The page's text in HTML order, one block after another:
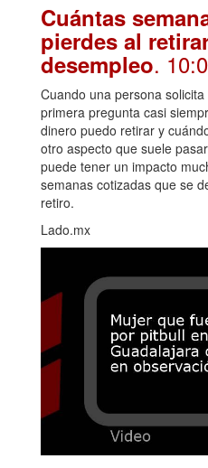
Cuántas
pierdes al
desempleo.
Cuando una persona
primera pregunta casi
dinero puedo retirar y
otro aspecto que suele
puede tener un impacto
semanas cotizadas que se
retiro.
Lado.mx